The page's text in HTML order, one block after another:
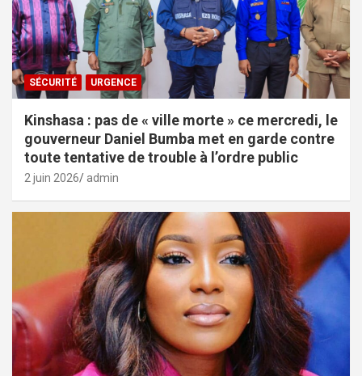
SÉCURITÉ URGENCE
Kinshasa : pas de « ville morte » ce mercredi, le
gouverneur Daniel Bumba met en garde contre
toute tentative de trouble à l’ordre public
2 juin 2026 admin